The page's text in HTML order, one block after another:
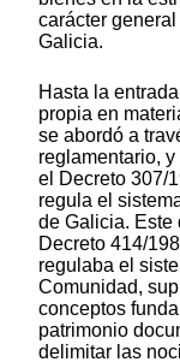
carácter
Galicia.
Hasta la
propia en
se abordó a
reglamentario,
el Decreto 307/
regula el
de Galicia. Este
Decreto 414/
regulaba el
Comunidad,
conceptos
patrimonio
delimitar las